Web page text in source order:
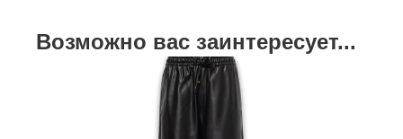
Возможно вас заинтересует...